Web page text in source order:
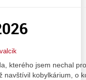
kterého jsem nechal
kobylkárium, o